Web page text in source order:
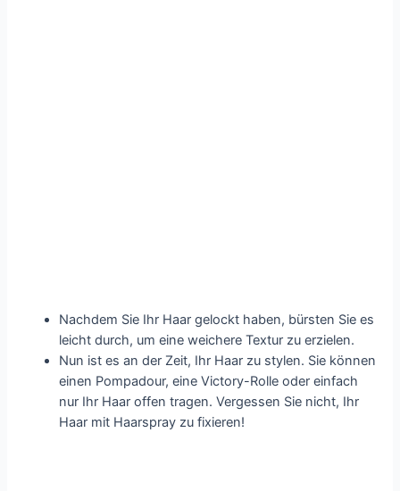
Nachdem Sie Ihr Haar gelockt haben, bürsten Sie es
leicht durch, um eine weichere Textur zu erzielen.
Nun ist es an der Zeit, Ihr Haar zu stylen. Sie können
einen Pompadour, eine Victory-Rolle oder einfach
nur Ihr Haar offen tragen. Vergessen Sie nicht, Ihr
Haar mit Haarspray zu fixieren!